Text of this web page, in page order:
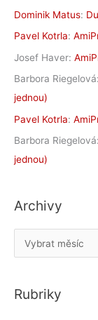
Dominik Matus:
Pavel Kotrla:
Josef Haver:
Barbora Riegelová:
jednou)
Pavel Kotrla:
Barbora Riegelová:
jednou)
Archivy
r
h
Rubriky